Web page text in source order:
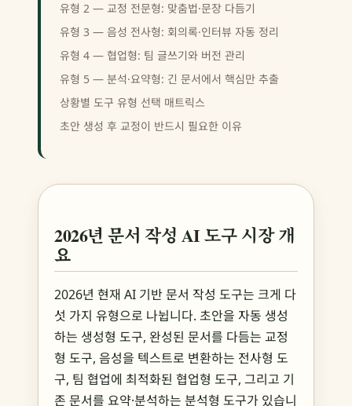
유형 2 — 교정 전문형: 맞춤법·문장 다듬기
유형 3 — 음성 전사형: 회의록·인터뷰 자동 정리
유형 4 — 협업형: 팀 글쓰기와 버전 관리
유형 5 — 분석·요약형: 긴 문서에서 핵심만 추출
상황별 도구 유형 선택 매트릭스
초안 생성 후 교정이 반드시 필요한 이유
2026년 문서 작성 AI 도구 시장 개
요
2026년 현재 AI 기반 문서 작성 도구는 크게 다
섯 가지 유형으로 나뉩니다. 초안을 자동 생성
하는 생성형 도구, 완성된 문서를 다듬는 교정
형 도구, 음성을 텍스트로 변환하는 전사형 도
구, 팀 협업에 최적화된 협업형 도구, 그리고 기
존 문서를 요약·분석하는 분석형 도구가 있습니